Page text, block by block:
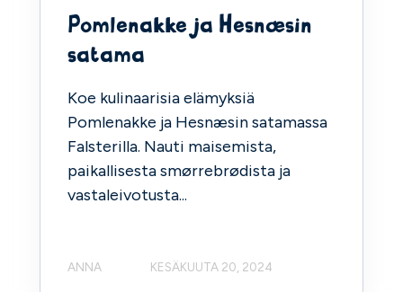
Pomlenakke ja Hesnæsin
satama
Koe kulinaarisia elämyksiä
Pomlenakke ja Hesnæsin satamassa
Falsterilla. Nauti maisemista,
paikallisesta smørrebrødista ja
vastaleivotusta...
ANNA KESÄKUUTA 20, 2024